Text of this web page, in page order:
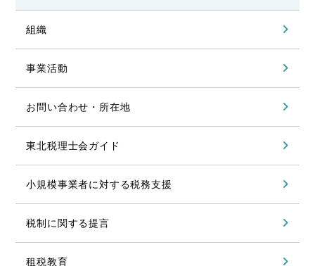
組織
事業活動
お問い合わせ・所在地
東北税理士会ガイド
小規模事業者に対する税務支援
税制に関する提言
租税教育